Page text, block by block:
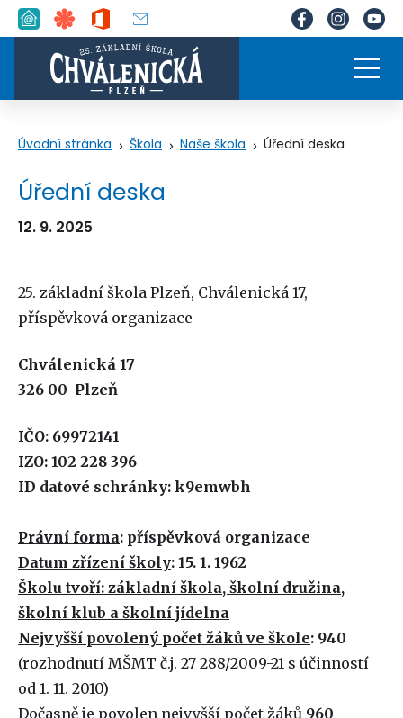
Úvodní stránka Škola Naše škola Úřední deska
Úřední deska
12. 9. 2025
25. základní škola Plzeň, Chválenická 17,
příspěvková organizace
Chválenická 17
326 00 Plzeň
IČO: 69972141
IZO: 102 228 396
ID datové schránky: k9emwbh
Právní forma: příspěvková organizace
Datum zřízení školy: 15. 1. 1962
Školu tvoří: základní škola, školní družina,
školní klub a školní jídelna
Nejvyšší povolený počet žáků ve škole: 940
(rozhodnutí MŠMT č.j. 27 288/2009-21 s účinností
od 1. 11. 2010)
Dočasně je povolen nejvyšší počet žáků 960